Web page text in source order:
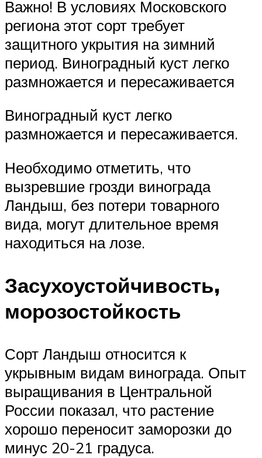
Важно! В условиях Московского
региона этот сорт требует
защитного укрытия на зимний
период. Виноградный куст легко
размножается и пересаживается
Виноградный куст легко
размножается и пересаживается.
Необходимо отметить, что
вызревшие грозди винограда
Ландыш, без потери товарного
вида, могут длительное время
находиться на лозе.
Засухоустойчивость,
морозостойкость
Сорт Ландыш относится к
укрывным видам винограда. Опыт
выращивания в Центральной
России показал, что растение
хорошо переносит заморозки до
минус 20-21 градуса.